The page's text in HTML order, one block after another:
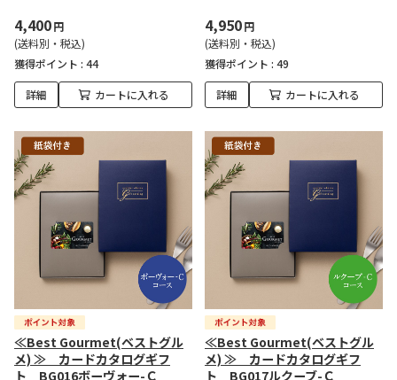
4,400円
(送料別・税込)
獲得ポイント : 44
詳細 カートに入れる
4,950円
(送料別・税込)
獲得ポイント : 49
詳細 カートに入れる
≪Best Gourmet(ベストグル
メ) ≫ カードカタログギフ
ト BG016ボーヴォー-Ｃ
≪Best Gourmet(ベストグル
メ) ≫ カードカタログギフ
ト BG017ルクーブ-Ｃ